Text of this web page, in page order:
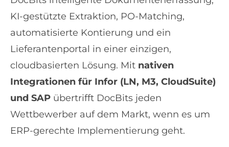
KI-gestützte Extraktion, PO-Matching,
automatisierte Kontierung und ein
Lieferantenportal in einer einzigen,
cloudbasierten Lösung. Mit nativen
Integrationen für Infor (LN, M3, CloudSuite)
und SAP übertrifft DocBits jeden
Wettbewerber auf dem Markt, wenn es um
ERP-gerechte Implementierung geht.